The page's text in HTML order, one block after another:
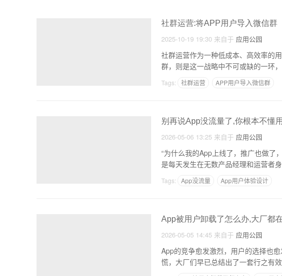
社群运营:将APP用户导入微信群
2025-10-19 19:30 来自于 应用公园
社群运营作为一种低成本、高效率的
群，则是这一战略中不可或缺的一环
享，形
Tags: 社群运营 APP用户导入微信群
别再说App没流量了,你根本不懂
2026-05-06 13:25 来自于 应用公园
“为什么我的App上线了，推广也做了，就是没有流量？” “日活上不去，留
是每天发生在无数产品经理和运营者
Tags: App没流量 App用户体验设计
App被用户卸载了怎么办,大厂都
2026-05-05 14:45 来自于 应用公园
App的竞争愈发激烈，用户的选择也